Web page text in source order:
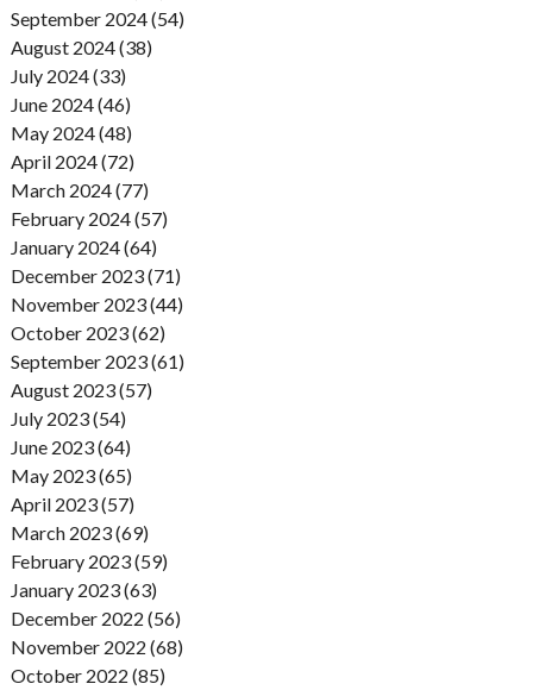
September 2024 (54)
August 2024 (38)
July 2024 (33)
June 2024 (46)
May 2024 (48)
April 2024 (72)
March 2024 (77)
February 2024 (57)
January 2024 (64)
December 2023 (71)
November 2023 (44)
October 2023 (62)
September 2023 (61)
August 2023 (57)
July 2023 (54)
June 2023 (64)
May 2023 (65)
April 2023 (57)
March 2023 (69)
February 2023 (59)
January 2023 (63)
December 2022 (56)
November 2022 (68)
October 2022 (85)